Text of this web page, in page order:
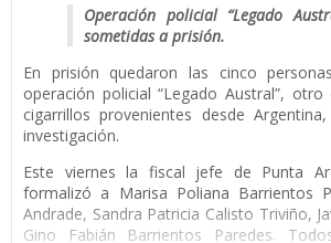
Operación policial “Legado
sometidas a prisión.
En prisión quedaron las cinco
operación policial “Legado Austral”,
cigarrillos provenientes desde
investigación.
Este viernes la fiscal jefe de Punta
formalizó a Marisa Poliana Barrientos
Andrade, Sandra Patricia Calisto Triviño,
Gino Fabián Barrientos Paredes.